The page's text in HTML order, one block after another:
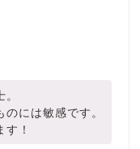
には敏感です。
！